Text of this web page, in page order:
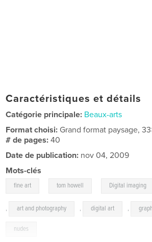
Caractéristiques et détails
Catégorie principale: Beaux-arts
Format choisi: Grand format paysage,
# de pages:40
Date de publication: nov 04, 2009
Mots-clés
fine art tom howell Digital imaging
, art and photography , digital art ,
nudes